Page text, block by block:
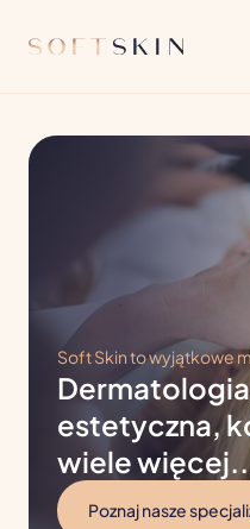
Soft Skin to wyjątkowe
estetyczna,
wiele
Poznaj nasze